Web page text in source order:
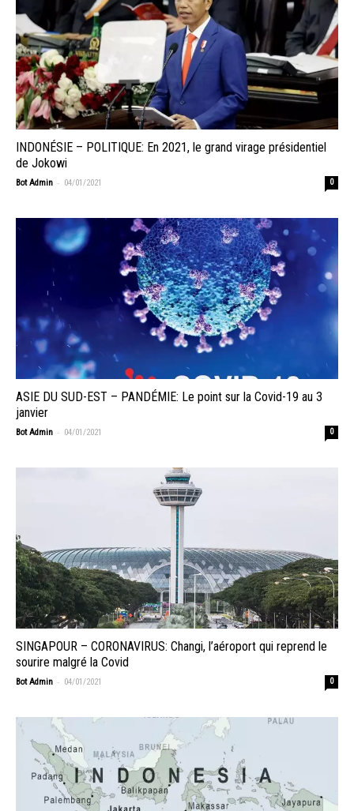
INDONÉSIE – POLITIQUE: En 2021, le grand virage présidentiel
de Jokowi
Bot Admin - 04/01/2021 0
ASIE DU SUD-EST – PANDÉMIE: Le point sur la Covid-19 au 3
janvier
Bot Admin - 04/01/2021 0
SINGAPOUR – CORONAVIRUS: Changi, l’aéroport qui reprend le
sourire malgré la Covid
Bot Admin - 04/01/2021 0